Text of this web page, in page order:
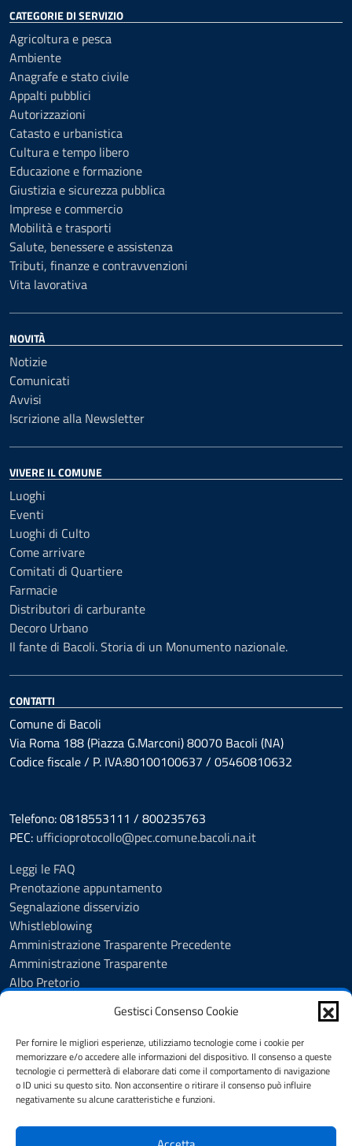
Gestisci Consenso Cookie
Per fornire le migliori esperienze, utilizziamo tecnologie come i cookie per
memorizzare e/o accedere alle informazioni del dispositivo. Il consenso a queste
tecnologie ci permetterà di elaborare dati come il comportamento di navigazione
o ID unici su questo sito. Non acconsentire o ritirare il consenso può influire
negativamente su alcune caratteristiche e funzioni.
CATEGORIE DI SERVIZIO
Agricoltura e pesca
Ambiente
Anagrafe e stato civile
Appalti pubblici
Autorizzazioni
Catasto e urbanistica
Cultura e tempo libero
Educazione e formazione
Giustizia e sicurezza pubblica
Imprese e commercio
Mobilità e trasporti
Salute, benessere e assistenza
Tributi, finanze e contravvenzioni
Vita lavorativa
NOVITÀ
Notizie
Comunicati
Avvisi
Iscrizione alla Newsletter
VIVERE IL COMUNE
Luoghi
Eventi
Luoghi di Culto
Come arrivare
Comitati di Quartiere
Farmacie
Distributori di carburante
Decoro Urbano
Il fante di Bacoli. Storia di un Monumento nazionale.
CONTATTI
Comune di Bacoli
Via Roma 188 (Piazza G.Marconi) 80070 Bacoli (NA)
Codice fiscale / P. IVA:80100100637 / 05460810632
Telefono: 0818553111 / 800235763
PEC: ufficioprotocollo@pec.comune.bacoli.na.it
Leggi le FAQ
Prenotazione appuntamento
Segnalazione disservizio
Whistleblowing
Amministrazione Trasparente Precedente
Amministrazione Trasparente
Albo Pretorio
Informativa privacy
Dichiarazione di accessibilità
Obiettivi di accessibilità
Note legali